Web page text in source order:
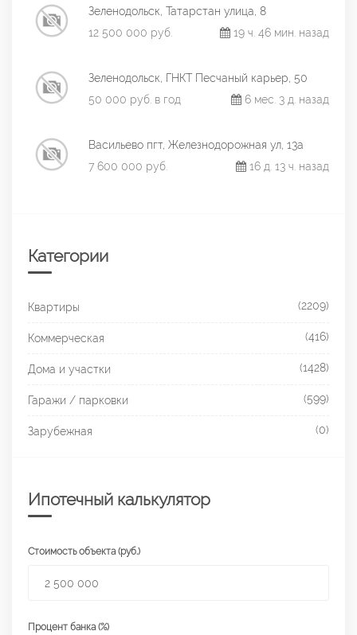
Зеленодольск, Татарстан улица, 8
12 500 000 руб.
19 ч. 46 мин. назад
Зеленодольск, ГНКТ Песчаный карьер, 50
50 000 руб. в год
6 мес. 3 д. назад
Васильево пгт, Железнодорожная ул, 13а
7 600 000 руб.
16 д. 13 ч. назад
Категории
Квартиры (2209)
Коммерческая (416)
Дома и участки (1428)
Гаражи / парковки (599)
Зарубежная (0)
Ипотечный калькулятор
Стоимость объекта (руб.)
Процент банка (%)